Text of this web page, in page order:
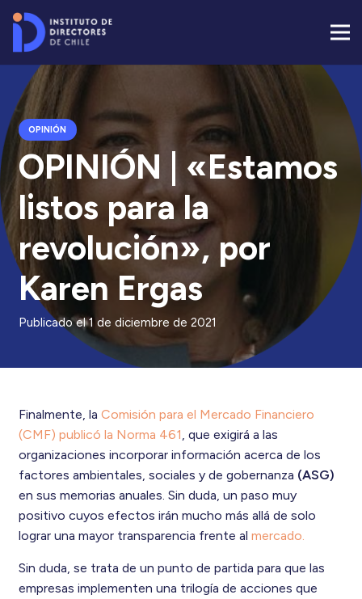
OPINIÓN
OPINIÓN | «Estamos
listos para la
revolución», por
Karen Ergas
Publicado el1 de diciembre de 2021
Finalmente, la Comisión para el Mercado Financiero
(CMF) publicó la Norma 461, que exigirá a las
organizaciones incorporar información acerca de los
factores ambientales, sociales y de gobernanza (ASG)
en sus memorias anuales. Sin duda, un paso muy
positivo cuyos efectos irán mucho más allá de solo
lograr una mayor transparencia frente al mercado.
Sin duda, se trata de un punto de partida para que las
empresas implementen una trilogía de acciones que